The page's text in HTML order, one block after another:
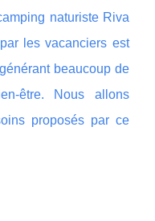
naturiste Riva
les vacanciers est
beaucoup de
être. Nous allons
proposés par ce